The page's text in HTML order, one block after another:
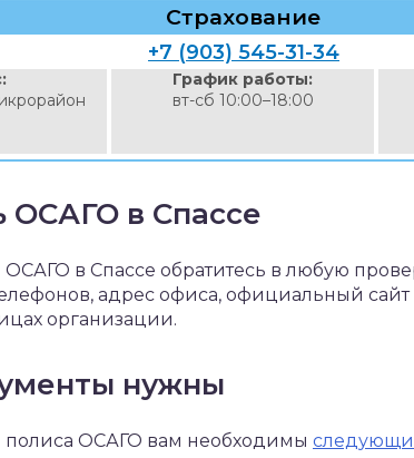
Страхование
+7 (903) 545-31-34
График работы:
вт-сб 10:00–18:00
ОСАГО в Спассе
в Спассе обратитесь в любую
адрес офиса, официальный сайт
организации.
нужны
ОСАГО вам необходимы